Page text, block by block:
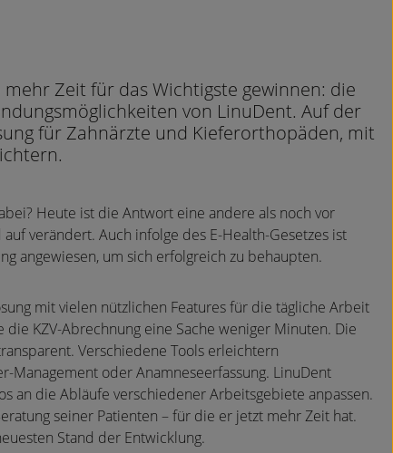
Zeit für das Wichtigste gewinnen: die
von LinuDent. Auf der
für Zahnärzte und Kieferorthopäden, mit
Heute ist die Antwort eine andere als noch vor
verändert. Auch infolge des E-Health-Gesetzes ist
angewiesen, um sich erfolgreich zu behaupten.
mit vielen nützlichen Features für die tägliche Arbeit
KZV-Abrechnung eine Sache weniger Minuten. Die
Verschiedene Tools erleichtern
Management oder Anamneseerfassung. LinuDent
an die Abläufe verschiedener Arbeitsgebiete anpassen.
seiner Patienten – für die er jetzt mehr Zeit hat.
Stand der Entwicklung.